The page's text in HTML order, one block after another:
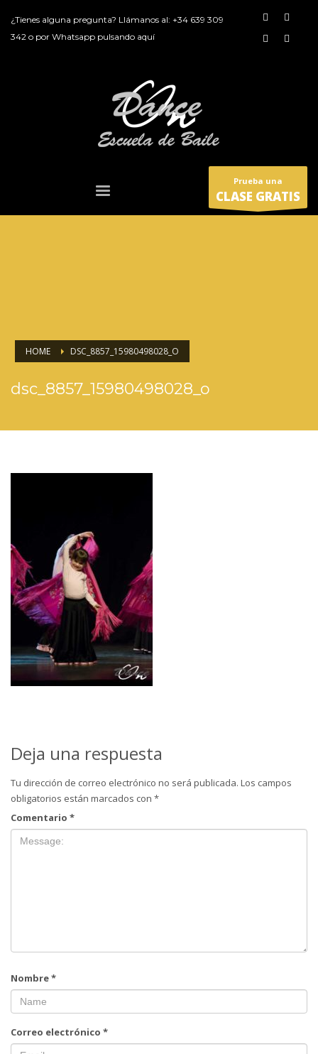
¿Tienes alguna pregunta? Llámanos al: +34 639 309
342 o por Whatsapp pulsando aquí
Prueba una
CLASE GRATIS
HOME DSC_8857_15980498028_O
dsc_8857_15980498028_o
Deja una respuesta
Tu dirección de correo electrónico no será publicada. Los campos
obligatorios están marcados con *
Comentario *
Nombre*
Correo electrónico *